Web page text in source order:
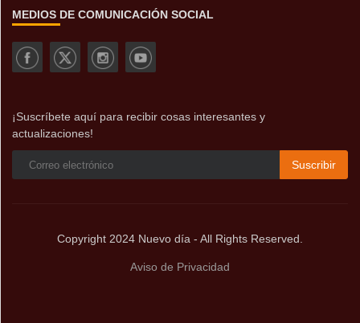
MEDIOS DE COMUNICACIÓN SOCIAL
¡Suscríbete aquí para recibir cosas interesantes y
actualizaciones!
Suscribir
Copyright 2024 Nuevo día - All Rights Reserved.
Aviso de Privacidad